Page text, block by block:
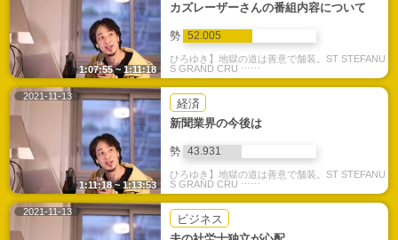
カズレーザーさんの番組内容について
勢 52.005
ひろゆき】地獄の道は善意で舗装。ST STEFANU
S GRAND CRU ⋯⋯
1:07:55 ~ 1:11:18
2021-11-13
経済
新聞業界の今後は
勢 43.931
ひろゆき】地獄の道は善意で舗装。ST STEFANU
S GRAND CRU ⋯⋯
1:11:18 ~ 1:13:53
2021-11-13
ビジネス